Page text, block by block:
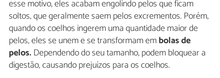
esse motivo, eles acabam engolindo pelos que ficam
soltos, que geralmente saem pelos excrementos. Porém,
quando os coelhos ingerem uma quantidade maior de
pelos, eles se unem e se transformam embolas de
pelos.Dependendo do seu tamanho, podem bloquear a
digestão, causando prejuízos para os coelhos.